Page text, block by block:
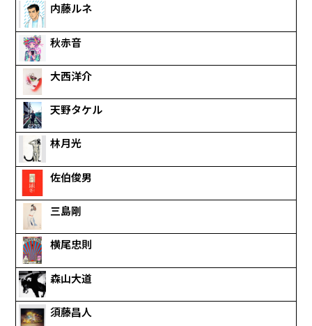
内藤ルネ
秋赤音
大西洋介
天野タケル
林月光
佐伯俊男
三島剛
横尾忠則
森山大道
須藤昌人